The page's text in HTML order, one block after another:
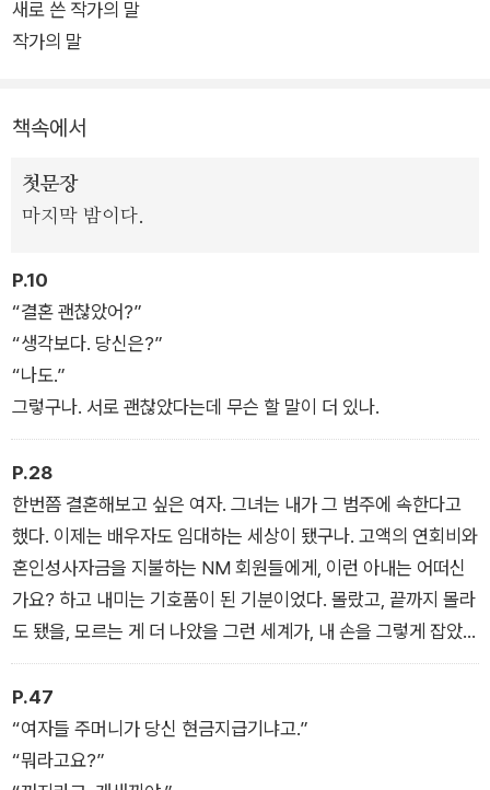
‘한국문학의 새로운 활력’ ‘비범한 이야기꾼’이라는 수식어가 따
라붙는 김려령의 작품 중에서도 유독 강한 흡인력과 기발한 상상
나가는 문장으로 ‘기간제 아내’인 주인공의 결혼생활을 생생하게
그리며 사랑과 결혼, 인간관계의 맨얼굴을 적나라하게 드러낸다.
라운 몰입감을 선사한다. 제도와 일상에 스며들어 있는 폭력을 신
랄하게 꼬집으며 세계를 색다른 시각으로 재해석한다. 새롭게 발
간되는 리마스터판에서는 이처럼 당연하다고 여겨온 것에 질문
하고 완고한 정답에 균열을 내는 작품의 매력을 충분히 음미할 수
새로 쓴 작가의 말
작가의 말
책속에서
첫문장
마지막 밤이다.
P.10
“결혼 괜찮았어?”
“생각보다. 당신은?”
“나도.”
그렇구나. 서로 괜찮았다는데 무슨 할 말이 더 있나.
P.28
한번쯤 결혼해보고 싶은 여자. 그녀는 내가 그 범주에 속한다고
했다. 이제는 배우자도 임대하는 세상이 됐구나. 고액의 연회비와
혼인성사자금을 지불하는 NM 회원들에게, 이런 아내는 어떠신
가요? 하고 내미는 기호품이 된 기분이었다. 몰랐고, 끝까지 몰라
도 됐을, 모르는 게 더 나았을 그런 세계가, 내 손을 그렇게 잡았
다.
P.47
“여자들 주머니가 당신 현금지급기냐고.”
“뭐라고요?”